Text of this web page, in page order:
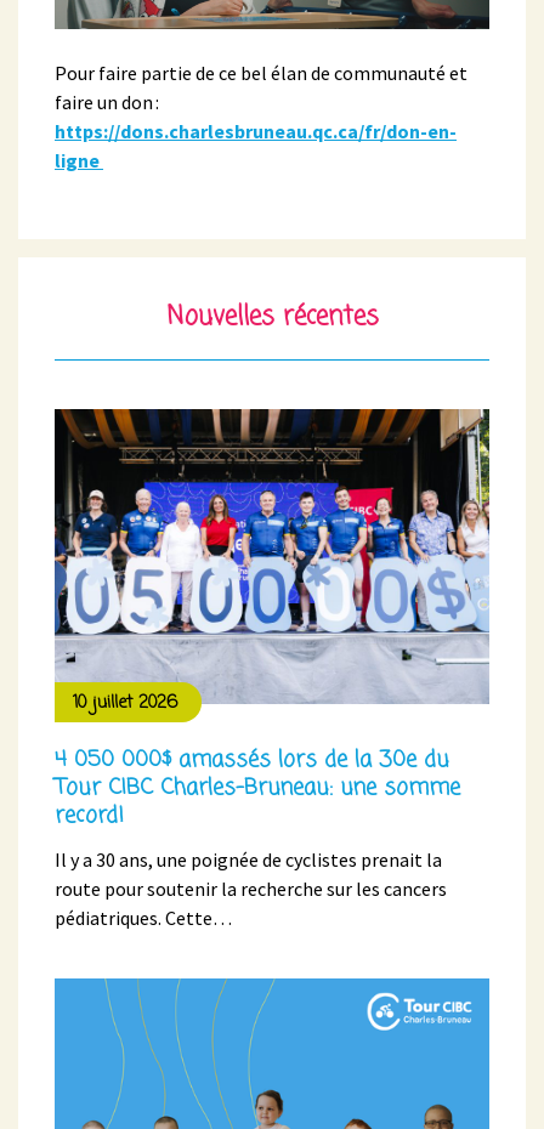
Pour faire partie de ce bel élan de communauté et
faire un don :
https://dons.charlesbruneau.qc.ca/fr/don-en-
ligne
Nouvelles récentes
10 juillet 2026
4 050 000$ amassés lors de la 30e du
Tour CIBC Charles-Bruneau: une somme
record!
Il y a 30 ans, une poignée de cyclistes prenait la
route pour soutenir la recherche sur les cancers
pédiatriques. Cette…